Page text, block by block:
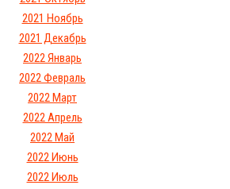
2021 Ноябрь
2021 Декабрь
2022 Январь
2022 Февраль
2022 Март
2022 Апрель
2022 Май
2022 Июнь
2022 Июль